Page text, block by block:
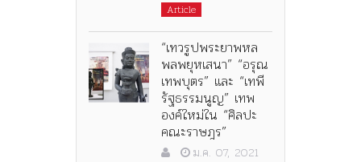
Article
“เทวรูปพระยาพหล
พลพยุหเสนา” “อรุณ
เทพบุตร” และ “เทพี
รัฐธรรมนูญ” เทพ
องค์ใหม่ใน “ศิลปะ
คณะราษฎร”
ม.ค. 07, 2021